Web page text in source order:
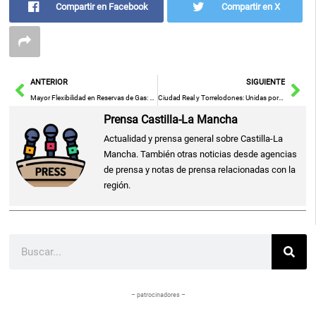
Compartir en Facebook Compartir en X
AntANTERIOR
Mayor Flexibilidad en Reservas de Gas: Estrategia para Reducir Precios
SIGUIENTE
Ciudad Real y Torrelodones: Unidas por la Figura de Manuel López Villaseñor
Prensa Castilla-La Mancha
Actualidad y prensa general sobre Castilla-La
Mancha. También otras noticias desde agencias
de prensa y notas de prensa relacionadas con la
región.
– patrocinadores –